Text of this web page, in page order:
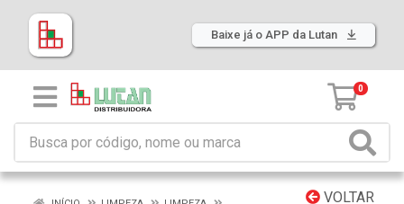
Baixe já o APP da Lutan
0
VOLTAR